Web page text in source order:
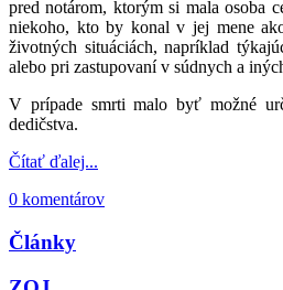
pred notárom, ktorým si mala osoba
niekoho, kto by konal v jej mene
životných situáciách, napríklad
alebo pri zastupovaní v súdnych a
V prípade smrti malo byť možné
dedičstva.
Čítať ďalej...
0 komentárov
Články